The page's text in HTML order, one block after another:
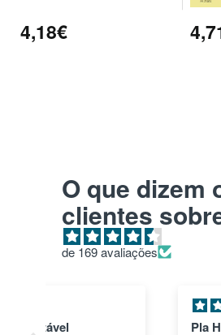
4,18€
O que dizem
clientes
de 169 avaliações